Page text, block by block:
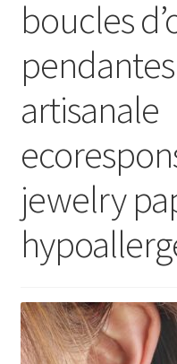
E Boutique
Points de vente
Événements
Contact
boucles
artisanale
jewelry